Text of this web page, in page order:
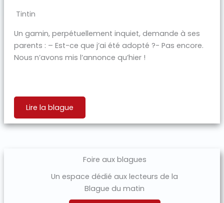
Tintin
Un gamin, perpétuellement inquiet, demande à ses
parents : – Est-ce que j’ai été adopté ?- Pas encore.
Nous n’avons mis l’annonce qu’hier !
Lire la blague
Foire aux blagues
Un espace dédié aux lecteurs de la
Blague du matin